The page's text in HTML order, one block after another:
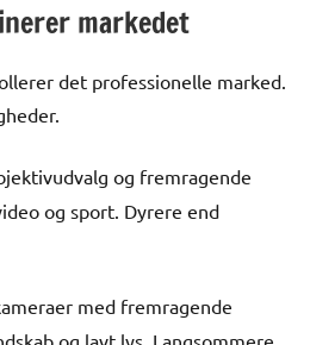
markedet
det professionelle marked.
og fremragende
og sport. Dyrere end
med fremragende
og lavt lys. Langsommere